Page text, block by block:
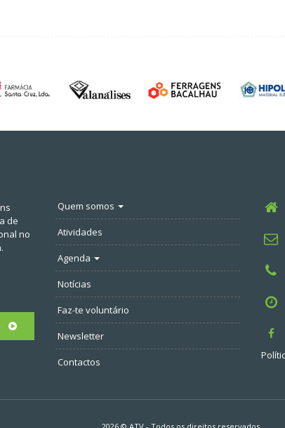
de
no
Quem somos
Atividades
Agenda
Notícias
Faz-te voluntário
Newsletter
Contactos
2026 © ATV - Todos os direitos reservados.